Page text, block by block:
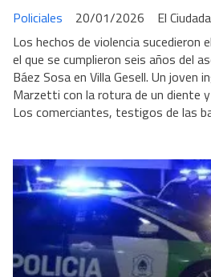
El
Policiales
20/01/2026
Los hechos de violencia sucedieron
el que se cumplieron seis años del
Báez Sosa en Villa Gesell. Un joven
Marzetti con la rotura de un diente
Los comerciantes, testigos de las